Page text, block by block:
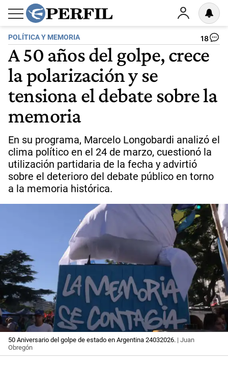
POLÍTICA Y MEMORIA 18
A 50 años del golpe, crece
la polarización y se
tensiona el debate sobre la
memoria
En su programa, Marcelo Longobardi analizó el
clima político en el 24 de marzo, cuestionó la
utilización partidaria de la fecha y advirtió
sobre el deterioro del debate público en torno
a la memoria histórica.
50 Aniversario del golpe de estado en Argentina 24032026. | Juan
Obregón